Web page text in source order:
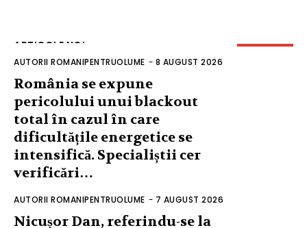
ARTICOLE NOI
AUTORII ROMANIPENTRUOLUME - 8 AUGUST 2026
România se expune
pericolului unui blackout
total în cazul în care
dificultățile energetice se
intensifică. Specialiștii cer
verificări…
AUTORII ROMANIPENTRUOLUME - 7 AUGUST 2026
Nicușor Dan, referindu-se la